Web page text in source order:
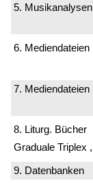
5. Musikanalysen
6. Mediendateien
7. Mediendateien
8. Liturg. Bücher
Graduale Triplex
9. Datenbanken